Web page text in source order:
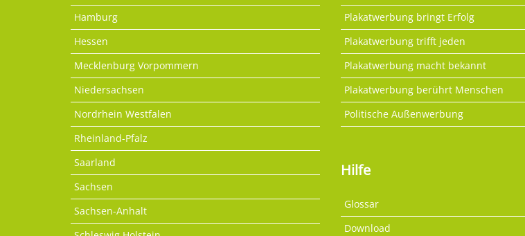
Hamburg
Hessen
Mecklenburg Vorpommern
Niedersachsen
Nordrhein Westfalen
Rheinland-Pfalz
Saarland
Sachsen
Sachsen-Anhalt
Plakatwerbung bringt Erfolg
Plakatwerbung trifft jeden
Plakatwerbung macht bekannt
Plakatwerbung berührt Menschen
Politische Außenwerbung
Hilfe
Glossar
Download